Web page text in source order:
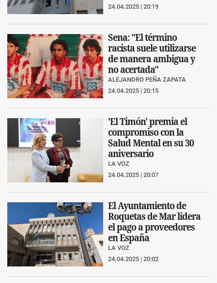
24.04.2025 | 20:19
Sena: "El término
racista suele utilizarse
de manera ambigua y
no acertada"
ALEJANDRO PEÑA ZAPATA
24.04.2025 | 20:15
'El Timón' premia el
compromiso con la
Salud Mental en su 30
aniversario
LA VOZ
24.04.2025 | 20:07
El Ayuntamiento de
Roquetas de Mar lidera
el pago a proveedores
en España
LA VOZ
24.04.2025 | 20:02